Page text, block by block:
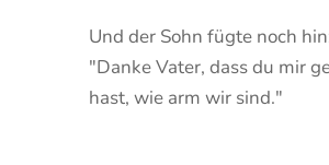
Und der Sohn fügte noch
"Danke Vater, dass du mir
hast, wie arm wir sind."